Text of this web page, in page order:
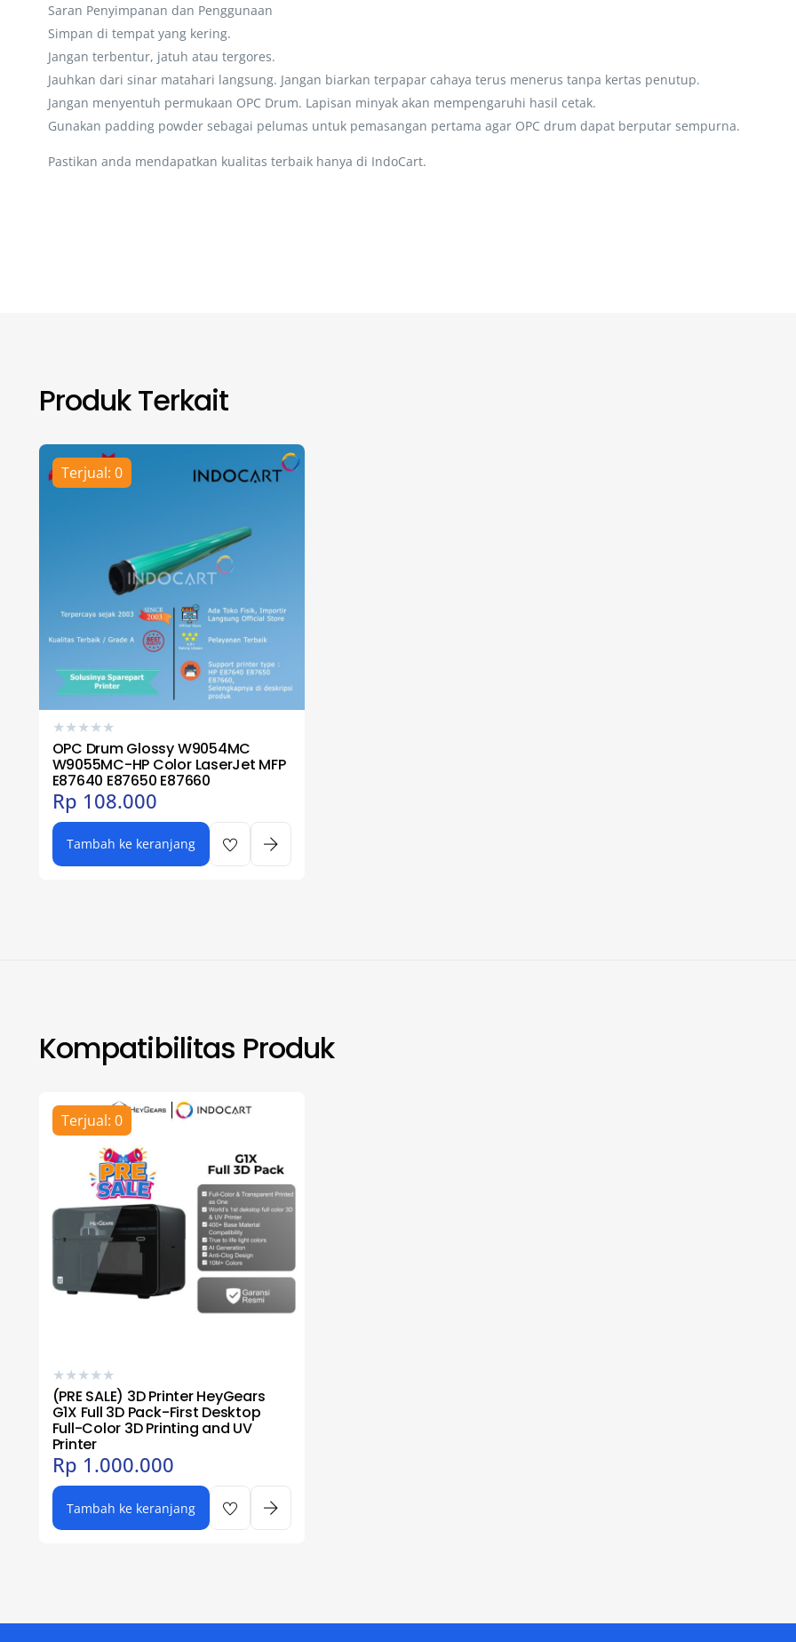
Saran Penyimpanan dan Penggunaan
Simpan di tempat yang kering.
Jangan terbentur, jatuh atau tergores.
Jauhkan dari sinar matahari langsung. Jangan biarkan terpapar cahaya terus menerus tanpa kertas penutup.
Jangan menyentuh permukaan OPC Drum. Lapisan minyak akan mempengaruhi hasil cetak.
Gunakan padding powder sebagai pelumas untuk pemasangan pertama agar OPC drum dapat berputar sempurna.
Pastikan anda mendapatkan kualitas terbaik hanya di IndoCart.
Produk Terkait
Terjual: 0
★★★★★
OPC Drum Glossy W9054MC
W9055MC-HP Color LaserJet MFP
E87640 E87650 E87660
Rp 108.000
Tambah ke keranjang
Kompatibilitas Produk
Terjual: 0
★★★★★
(PRE SALE) 3D Printer HeyGears
G1X Full 3D Pack-First Desktop
Full-Color 3D Printing and UV
Printer
Rp 1.000.000
Tambah ke keranjang